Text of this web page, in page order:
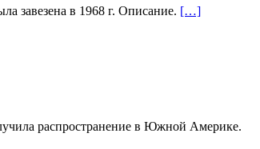
завезена в 1968 г. Описание. […]
распространение в Южной Америке.